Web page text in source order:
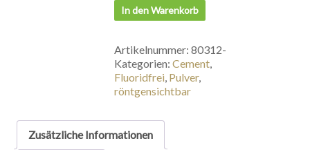
In den Warenkorb
Artikelnummer:80312-
Kategorien:Cement
Fluoridfrei Pulver,
röntgensichtbar
Zusätzliche Informationen